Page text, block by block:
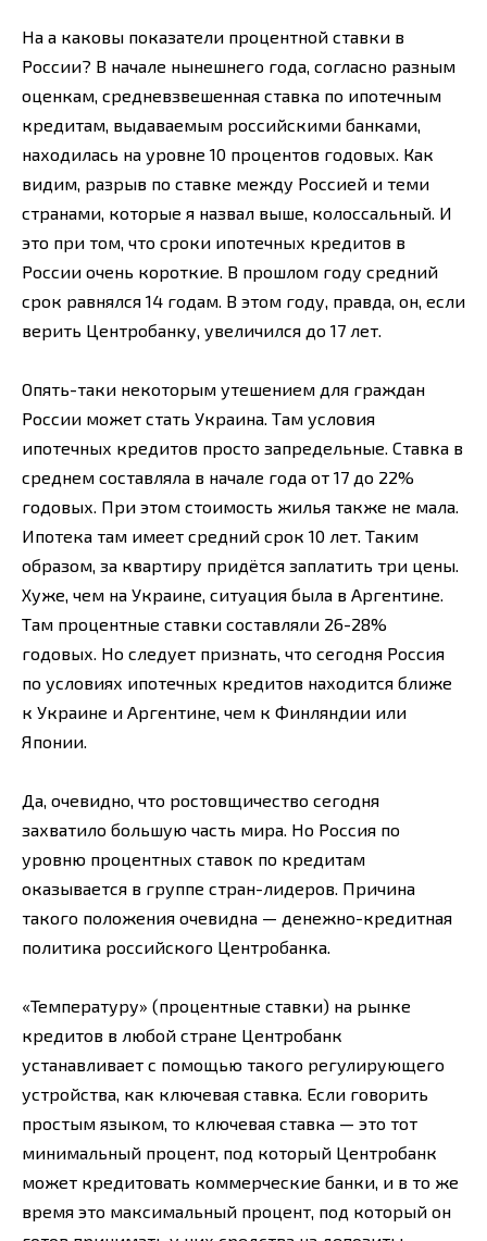
На а каковы показатели процентной ставки в
России? В начале нынешнего года, согласно разным
оценкам, средневзвешенная ставка по ипотечным
кредитам, выдаваемым российскими банками,
находилась на уровне 10 процентов годовых. Как
видим, разрыв по ставке между Россией и теми
странами, которые я назвал выше, колоссальный. И
это при том, что сроки ипотечных кредитов в
России очень короткие. В прошлом году средний
срок равнялся 14 годам. В этом году, правда, он, если
верить Центробанку, увеличился до 17 лет.
Опять-таки некоторым утешением для граждан
России может стать Украина. Там условия
ипотечных кредитов просто запредельные. Ставка в
среднем составляла в начале года от 17 до 22%
годовых. При этом стоимость жилья также не мала.
Ипотека там имеет средний срок 10 лет. Таким
образом, за квартиру придётся заплатить три цены.
Хуже, чем на Украине, ситуация была в Аргентине.
Там процентные ставки составляли 26-28%
годовых. Но следует признать, что сегодня Россия
по условиях ипотечных кредитов находится ближе
к Украине и Аргентине, чем к Финляндии или
Японии.
Да, очевидно, что ростовщичество сегодня
захватило большую часть мира. Но Россия по
уровню процентных ставок по кредитам
оказывается в группе стран-лидеров. Причина
такого положения очевидна — денежно-кредитная
политика российского Центробанка.
«Температуру» (процентные ставки) на рынке
кредитов в любой стране Центробанк
устанавливает с помощью такого регулирующего
устройства, как ключевая ставка. Если говорить
простым языком, то ключевая ставка — это тот
минимальный процент, под который Центробанк
может кредитовать коммерческие банки, и в то же
время это максимальный процент, под который он